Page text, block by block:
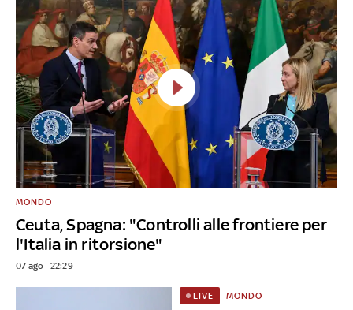
Ceuta, Spagna: "Controlli alle frontiere per
l'Italia in ritorsione"
MONDO
07 ago - 22:29
LIVE MONDO